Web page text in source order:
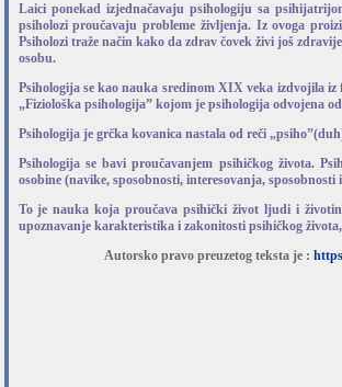
Laici ponekad izjednačavaju psihologiju sa
psiholozi proučavaju probleme življenja. Iz ovoga
Psiholozi traže način kako da zdrav čovek živi još
osobu.
Psihologija se kao nauka sredinom XIX veka izdvojila
„Fiziološka psihologija” kojom je psihologija odvojena
Psihologija je grčka kovanica nastala od reči
Psihologija se bavi proučavanjem psihičkog života.
osobine (navike, sposobnosti, interesovanja,
To je nauka koja proučava psihički život ljudi i
upoznavanje karakteristika i zakonitosti psihičkog
Autorsko pravo preuzetog teksta je :